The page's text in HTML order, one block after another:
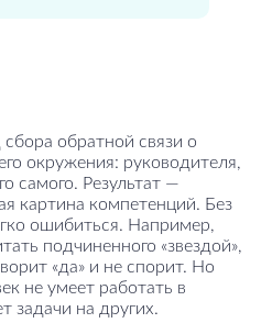
обратной связи о
окружения: руководителя,
самого. Результат —
картина компетенций. Без
ошибиться. Например,
подчиненного «звездой»,
«да» и не спорит. Но
не умеет работать в
задачи на других.